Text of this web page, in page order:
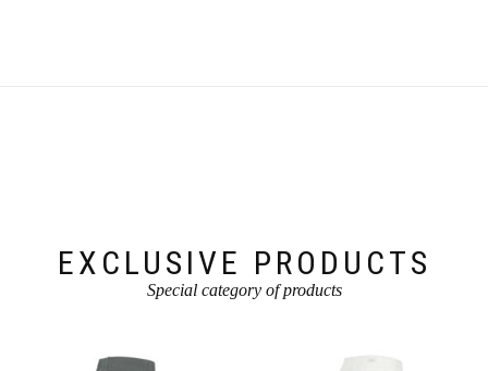
EXCLUSIVE PRODUCTS
Special category of products